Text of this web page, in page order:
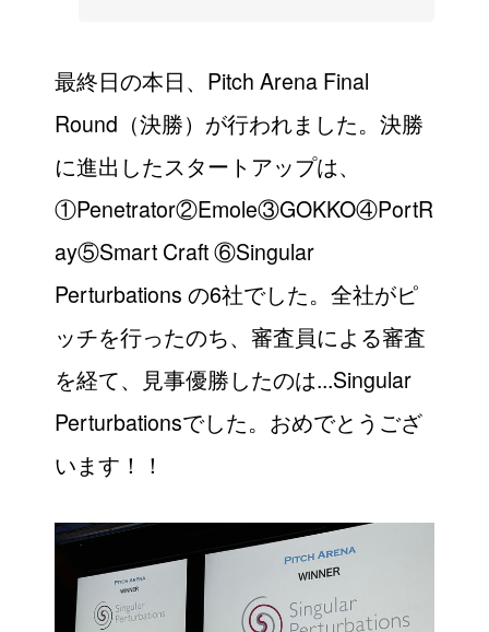
最終日の本日、Pitch Arena Final
Round（決勝）が行われました。決勝
に進出したスタートアップは、
①Penetrator②Emole③GOKKO④PortR
ay⑤Smart Craft ⑥Singular
Perturbations の6社でした。全社がピ
ッチを行ったのち、審査員による審査
を経て、見事優勝したのは...Singular
Perturbationsでした。おめでとうござ
います！！